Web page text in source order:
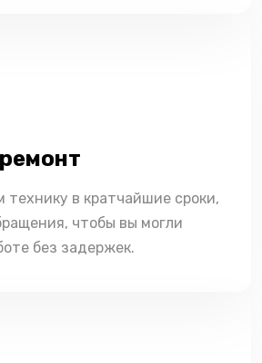
технику в кратчайшие сроки,
чтобы вы могли
без задержек.